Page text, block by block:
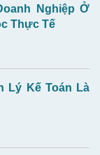
Nghiệp Ở
Thực Tế
Lý Kế Toán Là